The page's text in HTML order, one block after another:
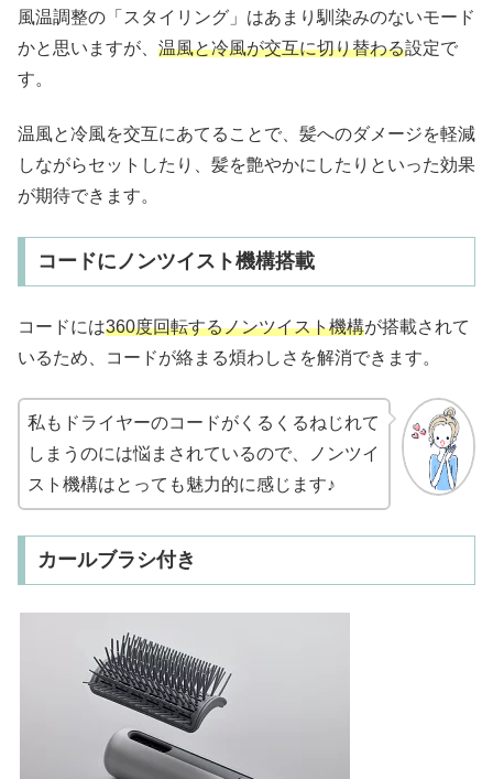
風温調整の「スタイリング」はあまり馴染みのないモード
かと思いますが、 温風と冷風が交互に切り替わる設定で
す。
温風と冷風を交互にあてることで、髪へのダメージを軽減
しながらセットしたり、髪を艶やかにしたりといった効果
が期待できます。
コードにノンツイスト機構搭載
コードには360度回転するノンツイスト機構が搭載されて
いるため、コードが絡まる煩わしさを解消できます。
私もドライヤーのコードがくるくるねじれて
しまうのには悩まされているので、ノンツイ
スト機構はとっても魅力的に感じます♪
カールブラシ付き